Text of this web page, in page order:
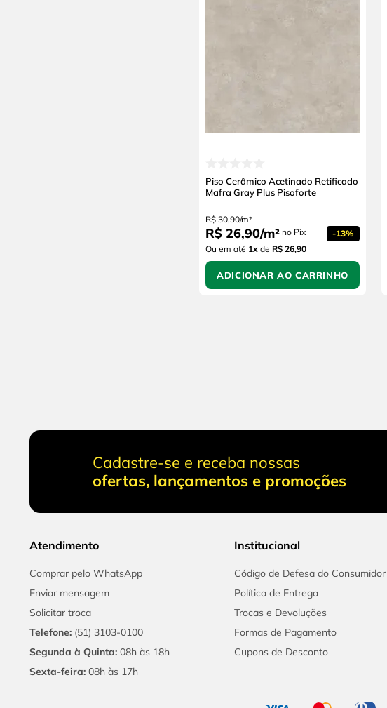
Piso Cerâmico Acetinado Retificado
Mafra Gray Plus Pisoforte
R$ 30,90/m²
R$ 26,90/m² no Pix -13%
Ou em até 1x de R$ 26,90
ADICIONAR AO CARRINHO
Cadastre-se e receba nossas
ofertas, lançamentos e promoções
Atendimento
Comprar pelo WhatsApp
Enviar mensagem
Solicitar troca
Telefone: (51) 3103-0100
Segunda à Quinta: 08h às 18h
Sexta-feira: 08h às 17h
Institucional
Código de Defesa do Consumidor
Política de Entrega
Trocas e Devoluções
Formas de Pagamento
Cupons de Desconto